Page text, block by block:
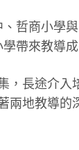
哲商小學
帶來教導
，長途介入
地教導